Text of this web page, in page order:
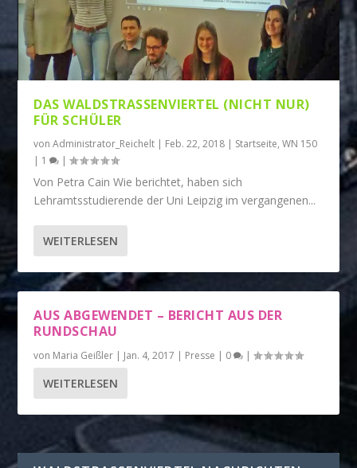
DAS WALDSTRASSENVIERTEL (NICHT NUR) F
ÜR SCHÜLER
vonAdministrator_Reichelt | Feb. 22, 2018 | Startseite,WN 150
| 1 |
Von Petra Cain Wie berichtet, haben sich
Lehramtsstudierende der Uni Leipzig im vergangenen...
WEITERLESEN
AUS ABGEWENDET – BERICHT AUS DER
RUNDSCHAU
von Maria Geißler | Jan. 4, 2017 | Presse | 0 |
WEITERLESEN